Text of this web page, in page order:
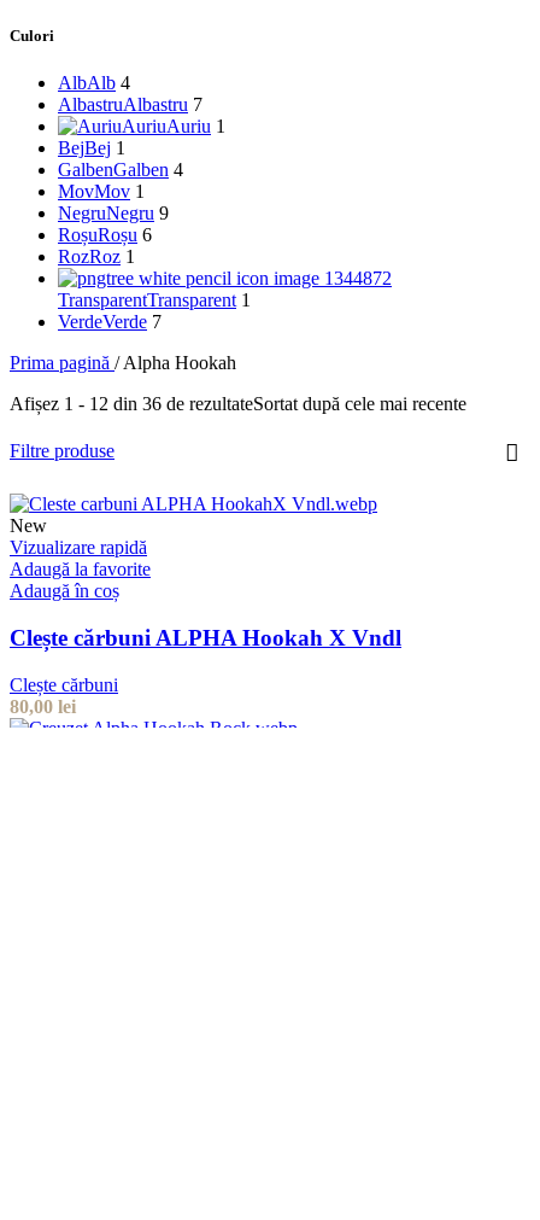
Culori
AlbAlb 4
AlbastruAlbastru 7
AuriuAuriu 1
BejBej 1
GalbenGalben 4
MovMov 1
NegruNegru 9
RoșuRoșu 6
RozRoz 1
TransparentTransparent 1
VerdeVerde 7
Prima pagină / Alpha Hookah
Afișez 1 - 12 din 36 de rezultateSortat după cele mai recente
Filtre produse
New
Vizualizare rapidă
Adaugă la favorite
Adaugă în coș
Clește cărbuni ALPHA Hookah X Vndl
Clește cărbuni
80,00 lei